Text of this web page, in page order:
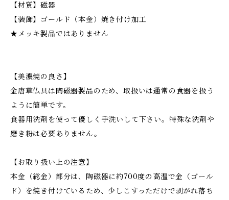
【材質】磁器
【装飾】ゴールド（本金）焼き付け加工
★メッキ製品ではありません
【美濃焼の良さ】
金唐草仏具は陶磁器製品のため、取扱いは通常の食器を扱う
ように簡単です。
食器用洗剤を使って優しく手洗いして下さい。特殊な洗剤や
磨き粉は必要ありません。
【お取り扱い上の注意】
本金（総金）部分は、陶磁器に約700度の高温で金（ゴール
ド）を焼き付けているため、少しこすっただけで剥がれ落ち